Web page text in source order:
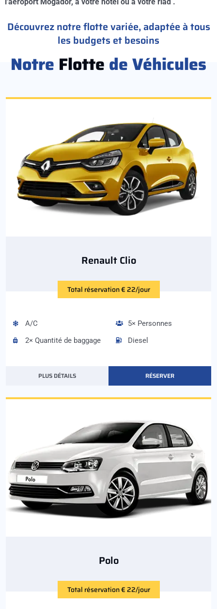
Découvrez notre flotte variée, adaptée à tous
les budgets et besoins
Notre Flotte de Véhicules
Renault Clio
Total réservation € 22/jour
A/C
2× Quantité de baggage
5× Personnes
Diesel
PLUS DÉTAILS RÉSERVER
Polo
Total réservation € 22/jour